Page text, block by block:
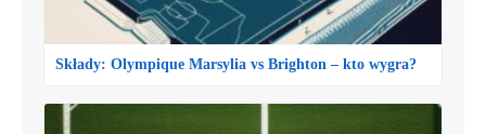
Składy: Olympique Marsylia vs Brighton – kto wygra?